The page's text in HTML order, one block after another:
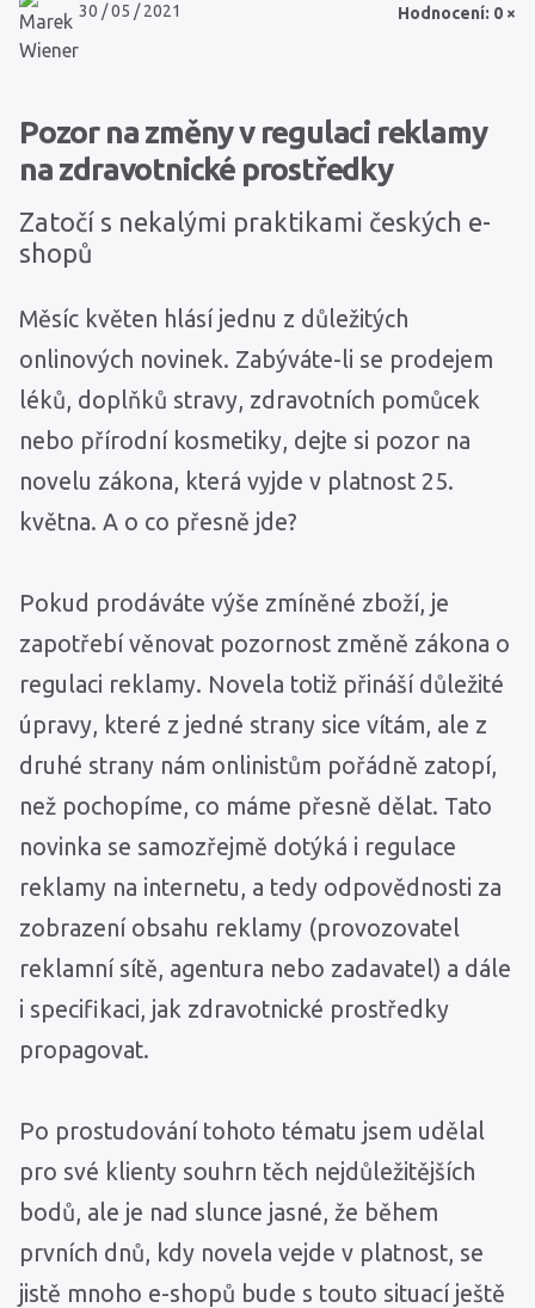
30 / 05 / 2021 Hodnocení: 0 ×
Pozor na změny v regulaci reklamy
na zdravotnické prostředky
Zatočí s nekalými praktikami českých e-
shopů
Měsíc květen hlásí jednu z důležitých
onlinových novinek. Zabýváte-li se prodejem
léků, doplňků stravy, zdravotních pomůcek
nebo přírodní kosmetiky, dejte si pozor na
novelu zákona, která vyjde v platnost 25.
května. A o co přesně jde?
Pokud prodáváte výše zmíněné zboží, je
zapotřebí věnovat pozornost změně zákona o
regulaci reklamy. Novela totiž přináší důležité
úpravy, které z jedné strany sice vítám, ale z
druhé strany nám onlinistům pořádně zatopí,
než pochopíme, co máme přesně dělat. Tato
novinka se samozřejmě dotýká i regulace
reklamy na internetu, a tedy odpovědnosti za
zobrazení obsahu reklamy (provozovatel
reklamní sítě, agentura nebo zadavatel) a dále
i specifikaci, jak zdravotnické prostředky
propagovat.
Po prostudování tohoto tématu jsem udělal
pro své klienty souhrn těch nejdůležitějších
bodů, ale je nad slunce jasné, že během
prvních dnů, kdy novela vejde v platnost, se
jistě mnoho e-shopů bude s touto situací ještě